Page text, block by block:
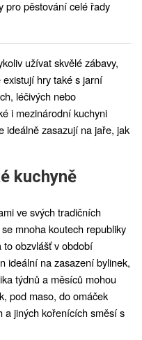
pro pěstování celé řady
užívat skvělé zábavy,
existují hry také s jarní
léčivých nebo
i mezinárodní kuchyni
ideálně zasazují na jaře, jak
kuchyně
ve svých tradičních
mnoha koutech republiky
obzvlášť v období
ideální na zasazení bylinek,
týdnů a měsíců mohou
pod maso, do omáček
a jiných kořenících směsí s